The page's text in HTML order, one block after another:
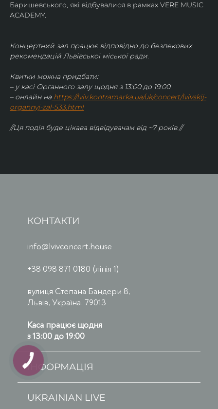
Баришевського, які відбувалися в рамках VERE MUSIC
ACADEMY.
Концертний зал працює відповідно до безпекових
рекомендацій Львівської міської ради.
Квитки можна придбати:
– у касі Органного залу щодня з 13:00 до 19:00
– онлайн на https://lviv.kontramarka.ua/uk/concert/lvivskij-
organnyj-zal-533.html
//Ця подія буде цікава відвідувачам від ~7 років.//
КОНТАКТИ
info@lvivconcert.house
+38 098 871 0180 (лінія 1)
вулиця Степана Бандери 8,
Львів, Україна, 79013
Каса працює щодня
з 13:00 до 19:00
ІНФОРМАЦІЯ
UKRAINIAN LIVE